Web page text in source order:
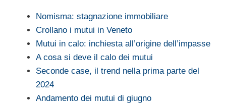
Nomisma: stagnazione immobiliare
Crollano i mutui in Veneto
Mutui in calo: inchiesta all’origine dell’impasse
A cosa si deve il calo dei mutui
Seconde case, il trend nella prima parte del
2024
Andamento dei mutui di giugno